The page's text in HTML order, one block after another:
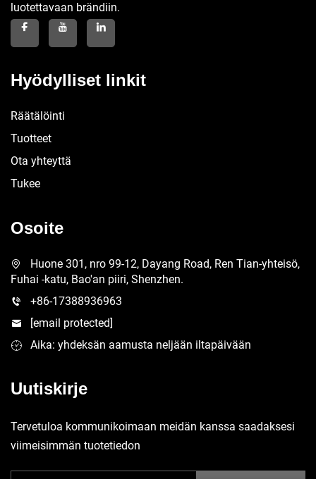
luotettavaan brändiin.
Hyödylliset linkit
Räätälöinti
Tuotteet
Ota yhteyttä
Tukee
Osoite
Huone 301, nro 99-12, Dayang Road, Ren Tian-yhteisö,
Fuhai -katu, Bao'an piiri, Shenzhen.
+86-17388936963
[email protected]
Aika: yhdeksän aamusta neljään iltapäivään
Uutiskirje
Tervetuloa kommunikoimaan meidän kanssa saadaksesi
viimeisimmän tuotetiedon